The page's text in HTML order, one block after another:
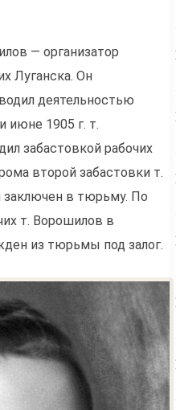
— организатор
Луганска. Он
деятельностью
июне 1905 г. т.
забастовкой рабочих
второй забастовки т.
заключен в тюрьму. По
т. Ворошилов в
из тюрьмы под залог.